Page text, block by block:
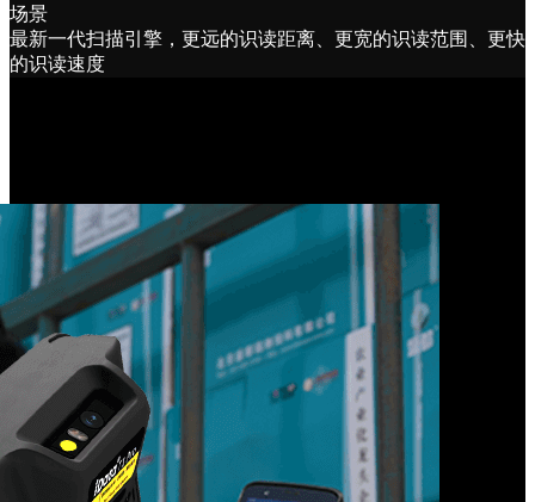
场景
最新一代扫描引擎，更远的识读距离、更宽的识读范围、更快
的识读速度